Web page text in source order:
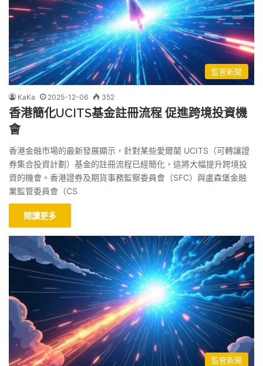
監管新聞
KaKa 2025-12-06 352
香港簡化UCITS基金註冊流程 促進跨境投資機
會
香港金融市場的最新發展顯示，針對某些愛爾蘭 UCITS（可轉讓證
券集合投資計劃）基金的註冊流程已經簡化，這將大幅提升跨境投
資的機會。香港證券及期貨事務監察委員會（SFC）與盧森堡金融
業監管委員會（CS
閱讀更多
監管新聞